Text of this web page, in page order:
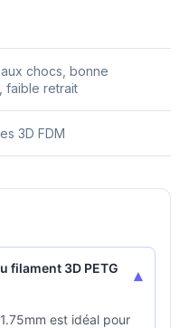
chocs, bonne
faible retrait
3D FDM
filament 3D PETG
▾
est idéal pour